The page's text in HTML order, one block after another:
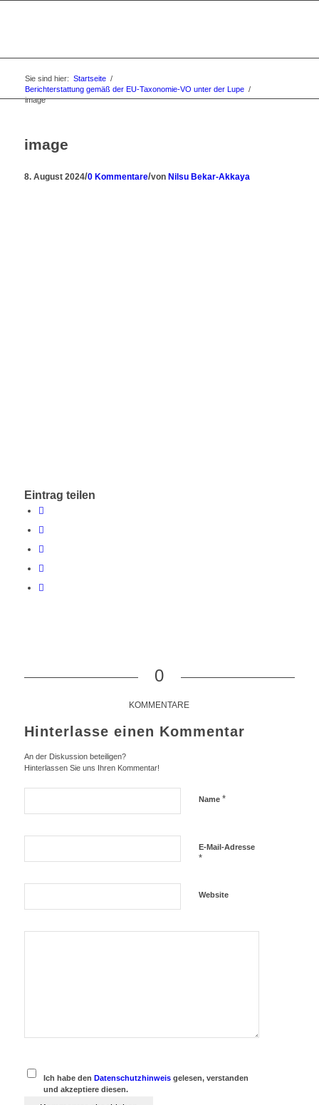
Sie sind hier: Startseite /
Berichterstattung gemäß der EU-Taxonomie-VO unter der Lupe /
image
image
8. August 2024/0 Kommentare/von Nilsu Bekar-Akkaya
Eintrag teilen
0
KOMMENTARE
Hinterlasse einen Kommentar
An der Diskussion beteiligen?
Hinterlassen Sie uns Ihren Kommentar!
Name *
E-Mail-Adresse
*
Website
Ich habe denDatenschutzhinweis gelesen, verstanden
und akzeptiere diesen.